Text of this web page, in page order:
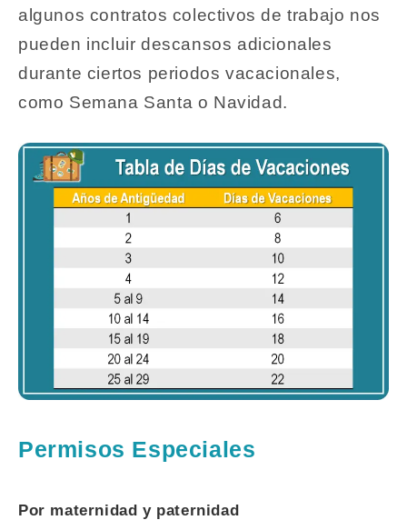
algunos contratos colectivos de trabajo nos
pueden incluir descansos adicionales
durante ciertos periodos vacacionales,
como Semana Santa o Navidad.
Permisos Especiales
Por maternidad y paternidad